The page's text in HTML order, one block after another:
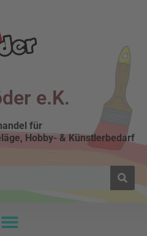
e.K.
für
Hobby- & Künstlerbedarf